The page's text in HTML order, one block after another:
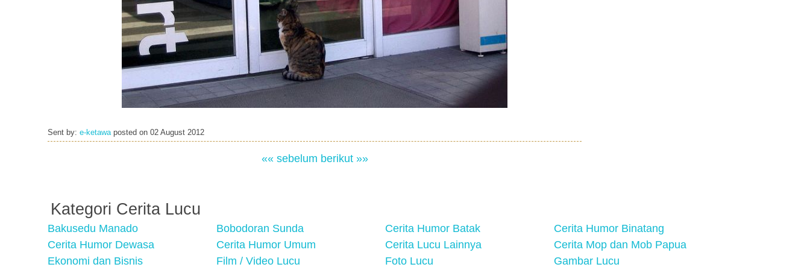
Sent by: e-ketawaposted on 02 August 2012
«« sebelum berikut »»
Kategori Cerita Lucu
Bakusedu Manado Bobodoran Sunda Cerita Humor Batak
Cerita Humor Binatang
Cerita Humor Dewasa
Cerita Humor Umum Cerita Lucu Lainnya
Cerita Mop dan Mob Papua
Ekonomi dan Bisnis
Film / Video Lucu Foto Lucu Gambar Lucu